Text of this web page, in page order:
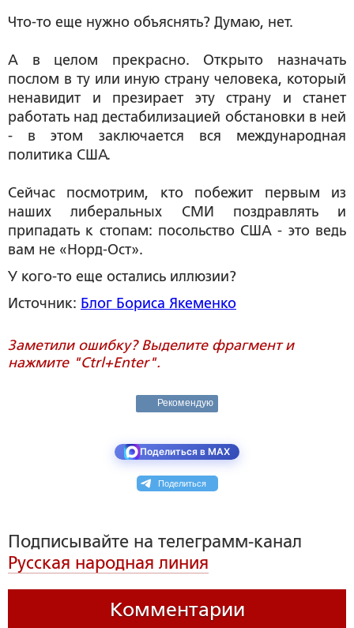
Что-то еще нужно объяснять? Думаю, нет.
А в целом прекрасно. Открыто назначать
послом в ту или иную страну человека, который
ненавидит и презирает эту страну и станет
работать над дестабилизацией обстановки в ней
- в этом заключается вся международная
политика США.
Сейчас посмотрим, кто побежит первым из
наших либеральных СМИ поздравлять и
припадать к стопам: посольство США - это ведь
вам не «Норд-Ост».
У кого-то еще остались иллюзии?
Источник: Блог Бориса Якеменко
Заметили ошибку? Выделите фрагмент и
нажмите "Ctrl+Enter".
Рекомендую
Поделиться в MAX
Поделиться
Подписывайте на телеграмм-канал
Русская народная линия
Комментарии